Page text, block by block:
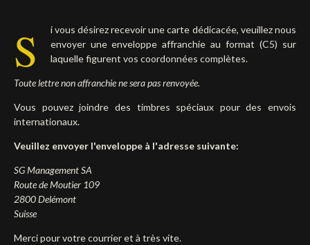
S
i vous désirez recevoir une carte dédicacée, veuillez nous
envoyer une enveloppe affranchie au format (C5) sur
laquelle figurent vos coordonnées complètes.
Toute lettre non affranchie ne sera pas renvoyée.
Vous pouvez joindre des timbres spéciaux pour des envois
internationaux.
Veuillez envoyer l'enveloppe à l'adresse suivante:
SG Management SA
Route de Moutier 109
2800 Delémont
Suisse
Merci pour votre courrier et à très vite.